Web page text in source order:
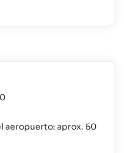
aeropuerto: aprox. 60